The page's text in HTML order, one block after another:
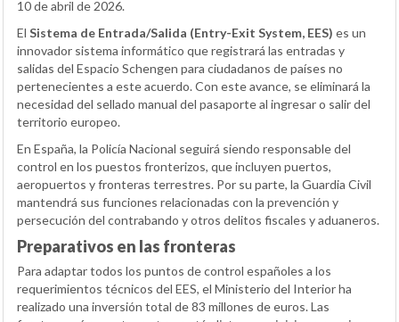
10 de abril de 2026.
El Sistema de Entrada/Salida (Entry-Exit System, EES) es un
innovador sistema informático que registrará las entradas y
salidas del Espacio Schengen para ciudadanos de países no
pertenecientes a este acuerdo. Con este avance, se eliminará la
necesidad del sellado manual del pasaporte al ingresar o salir del
territorio europeo.
En España, la Policía Nacional seguirá siendo responsable del
control en los puestos fronterizos, que incluyen puertos,
aeropuertos y fronteras terrestres. Por su parte, la Guardia Civil
mantendrá sus funciones relacionadas con la prevención y
persecución del contrabando y otros delitos fiscales y aduaneros.
Preparativos en las fronteras
Para adaptar todos los puntos de control españoles a los
requerimientos técnicos del EES, el Ministerio del Interior ha
realizado una inversión total de 83 millones de euros. Las